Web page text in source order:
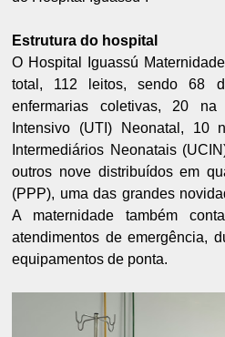
Estrutura do hospital
O Hospital Iguassú
total, 112 leitos, sendo 68
enfermarias coletivas, 20 na
Intensivo (UTI) Neonatal, 10
Intermediários Neonatais
outros nove distribuídos em
(PPP), uma das grandes
A maternidade também
atendimentos de emergência,
equipamentos de ponta.